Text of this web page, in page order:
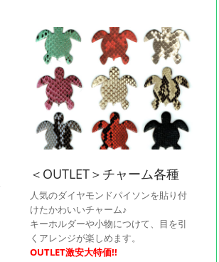
＜OUTLET＞チャーム各種
人気のダイヤモンドパイソンを貼り付
けたかわいいチャーム♪
キーホルダーや小物につけて、目を引
くアレンジが楽しめます。
OUTLET激安大特価!!